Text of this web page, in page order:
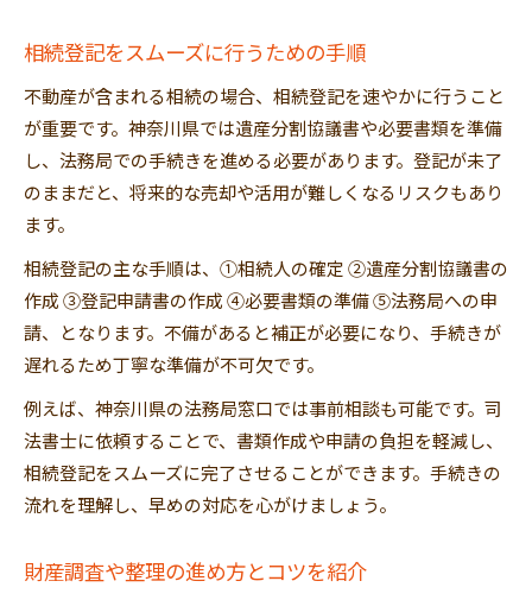
相続登記をスムーズに行うための手順
不動産が含まれる相続の場合、相続登記を速やかに行うこと
が重要です。神奈川県では遺産分割協議書や必要書類を準備
し、法務局での手続きを進める必要があります。登記が未了
のままだと、将来的な売却や活用が難しくなるリスクもあり
ます。
相続登記の主な手順は、①相続人の確定 ②遺産分割協議書の
作成 ③登記申請書の作成 ④必要書類の準備 ⑤法務局への申
請、となります。不備があると補正が必要になり、手続きが
遅れるため丁寧な準備が不可欠です。
例えば、神奈川県の法務局窓口では事前相談も可能です。司
法書士に依頼することで、書類作成や申請の負担を軽減し、
相続登記をスムーズに完了させることができます。手続きの
流れを理解し、早めの対応を心がけましょう。
財産調査や整理の進め方とコツを紹介